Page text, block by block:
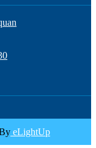
eLightUp